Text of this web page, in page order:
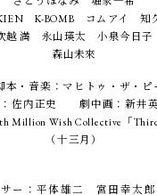
K-BOMB コムアイ 知
越 満 永山瑛太 小泉今日子
森山未來
本・音楽：マヒトゥ・ザ・ピ
：佐内正史 劇中画：新井
Million Wish Collective「Third
（十三月）
サー：平体雄二 宮田幸太